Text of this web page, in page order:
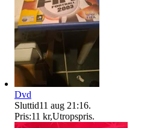
Dvd
Sluttid11 aug 21:16.
Pris:11 kr,Utropspris.